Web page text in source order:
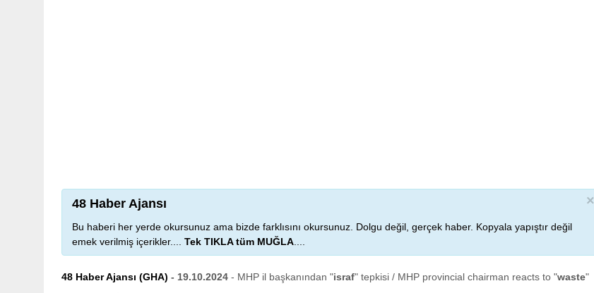
×
48 Haber Ajansı
Bu haberi her yerde okursunuz ama bizde farklısını okursunuz. Dolgu değil, gerçek haber. Kopyala yapıştır değil
emek verilmiş içerikler.... Tek TIKLA tüm MUĞLA
48 Haber Ajansı (GHA) - 19.10.2024 - MHP il başkanından "israf" tepkisi / MHP provincial chairman reacts to "waste"